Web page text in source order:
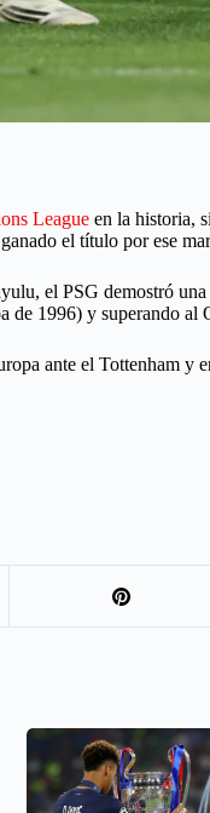
League en la historia,
el título por ese
el PSG demostró
de 1996) y superando al
ante el Tottenham